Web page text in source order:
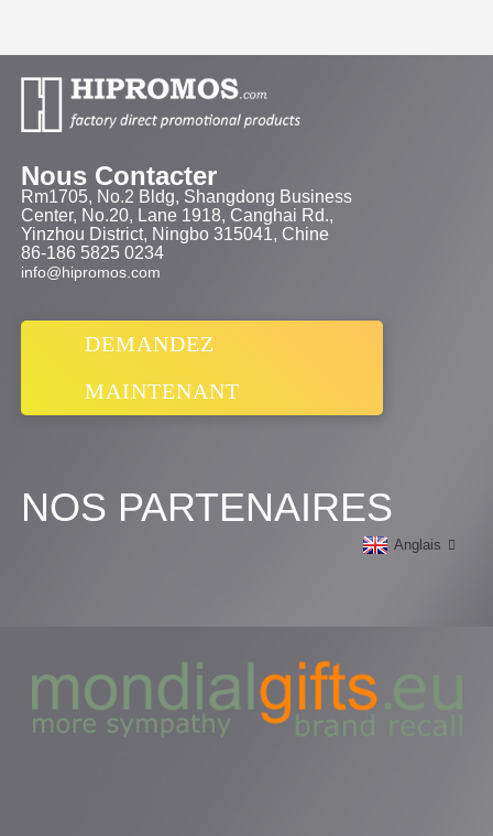
Nous Contacter
Rm1705, No.2 Bldg, Shangdong Business
Center, No.20, Lane 1918, Canghai Rd.,
Yinzhou District, Ningbo 315041, Chine
86-186 5825 0234
info@hipromos.com
DEMANDEZ
MAINTENANT
NOS PARTENAIRES
Anglais